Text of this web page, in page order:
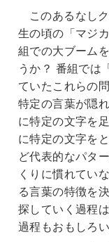
このあるなし
生の頃の「マジ
組での大ブーム
うか？ 番組では
ていたこれらの
特定の言葉が隠
に特定の文字を
に特定の文字を
ど代表的なパタ
くりに慣れてい
る言葉の特徴を
探していく過程
過程もおもしろ